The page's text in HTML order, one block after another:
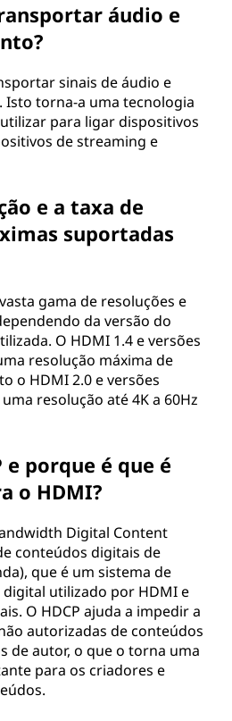
áudio e
sinais de áudio e
Isto torna-a uma tecnologia
para ligar dispositivos
de streaming e
e a taxa de
suportadas
gama de resoluções e
da versão do
O HDMI 1.4 e versões
resolução máxima de
o HDMI 2.0 e versões
resolução até 4K a 60Hz
e porque é que é
o HDMI?
Digital Content
conteúdos digitais de
que é um sistema de
utilizado por HDMI e
O HDCP ajuda a impedir a
autorizadas de conteúdos
de autor, o que o torna uma
para os criadores e